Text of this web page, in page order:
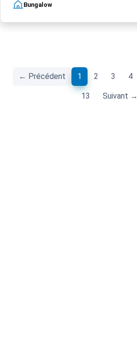
Bungalow
← Précédent 1 (current)
2 3 4
13 Suivant →